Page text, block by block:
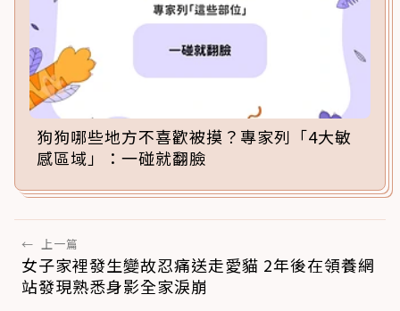
狗狗哪些地方不喜歡被摸？專家列「4大敏
感區域」：一碰就翻臉
← 上一篇
女子家裡發生變故忍痛送走愛貓 2年後在領養網
站發現熟悉身影全家淚崩